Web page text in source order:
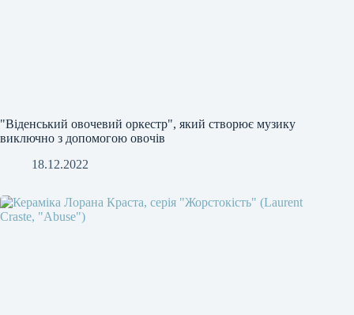
"Віденський овочевий оркестр", який створює музику
виключно з допомогою овочів
18.12.2022